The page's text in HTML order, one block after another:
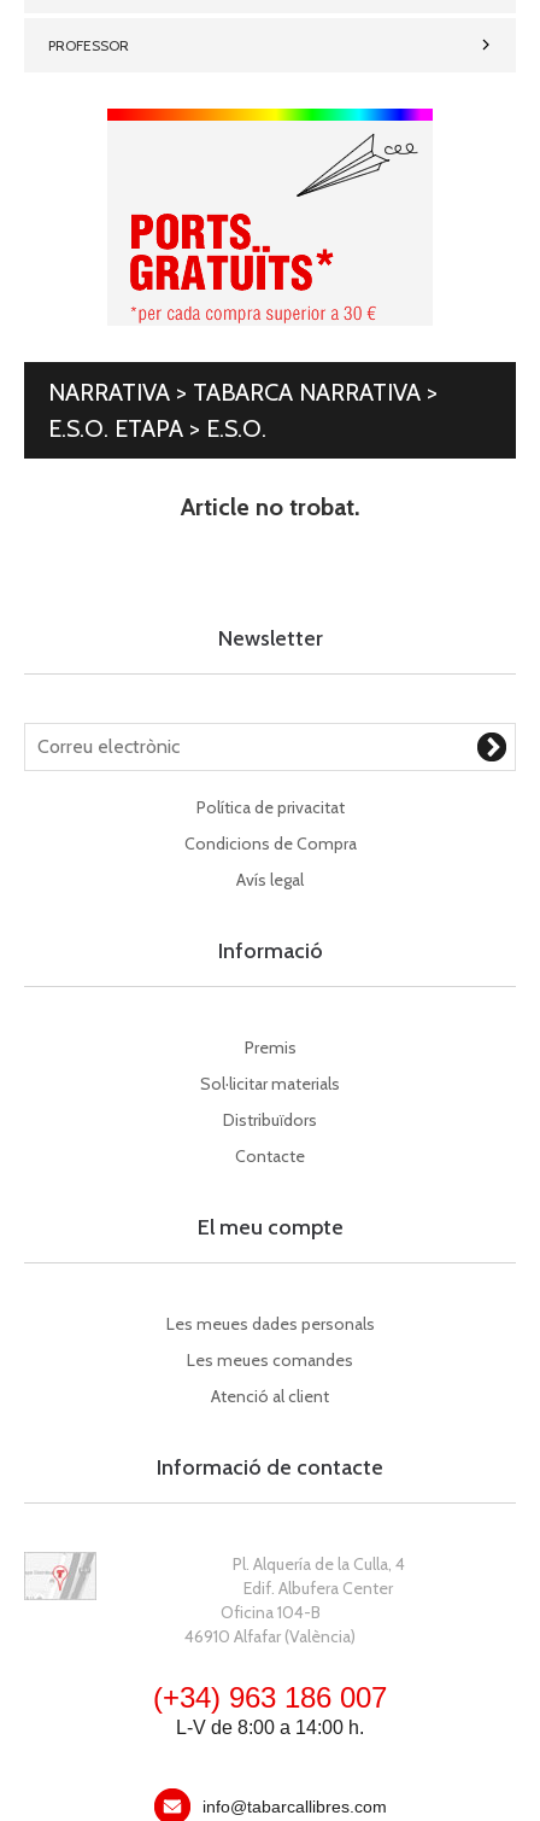
PROFESSOR
NARRATIVA > TABARCA NARRATIVA >
E.S.O. ETAPA > E.S.O.
Article no trobat.
Newsletter
Política de privacitat
Condicions de Compra
Avís legal
Informació
Premis
Sol·licitar materials
Distribuïdors
Contacte
El meu compte
Les meues dades personals
Les meues comandes
Atenció al client
Informació de contacte
Pl. Alquería de la Culla, 4
Edif. Albufera Center
Oficina 104-B
46910 Alfafar (València)
(+34) 963 186 007
L-V de 8:00 a 14:00 h.
info@tabarcallibres.com